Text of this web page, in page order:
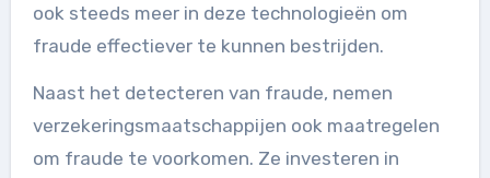
ook steeds meer in deze technologieën om
fraude effectiever te kunnen bestrijden.
Naast het detecteren van fraude, nemen
verzekeringsmaatschappijen ook maatregelen
om fraude te voorkomen. Ze investeren in